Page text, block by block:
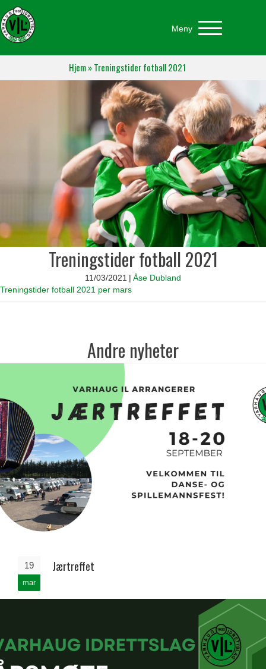
Meny
Hjem»Treningstider fotball 2021
Treningstider fotball 2021
11/03/2021 | Åse Dubland
Treningstider fotball 2021 per mars
Andre nyheter
19
mar
Jærtreffet